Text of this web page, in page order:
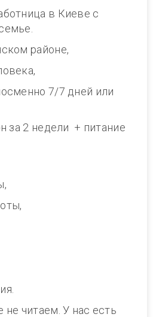
в Киеве с
районе,
7/7 дней или
за 2 недели + питание
читаем. У нас есть